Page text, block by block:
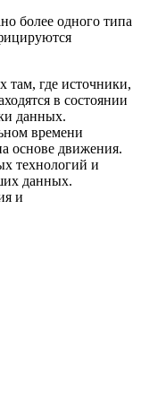
более одного типа
там, где источники,
в состоянии
данных.
времени
основе движения.
технологий и
данных.
и